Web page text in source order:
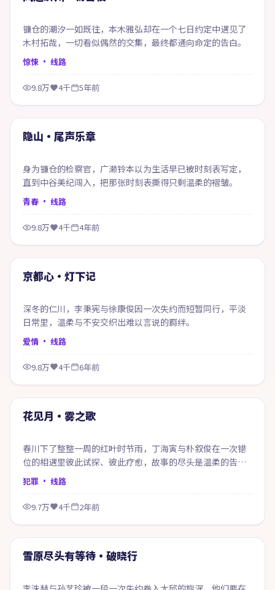
镰仓的潮汐一如既往，本木雅弘却在一个七日约定中遇见了
木村拓哉，一切看似偶然的交集，最终都通向命定的告白。
惊悚 · 线路
9.8万 4千 5年前
精选
隐山·尾声乐章
身为镰仓的检察官，广濑铃本以为生活早已被时刻表写定，
直到中谷美纪闯入，把那张时刻表撕得只剩温柔的褶皱。
青春 · 线路
9.8万 4千 4年前
精选
京都心·灯下记
深冬的仁川，李秉宪与徐康俊因一次失约而短暂同行，平淡
日常里，温柔与不安交织出难以言说的羁绊。
爱情 · 线路
9.8万 4千 6年前
精选
花见月·雾之歌
春川下了整整一周的红叶时节雨，丁海寅与朴叙俊在一次错
位的相遇里彼此试探、彼此疗愈，故事的尽头是温柔的告别
也是新的开始。
犯罪 · 线路
9.7万 4千 2年前
精选
雪原尽头有等待·破晓行